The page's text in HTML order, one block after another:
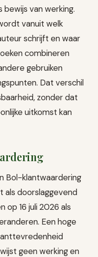
van werking.
vanuit welk
schrijft en waar
combineren
gebruiken
Dat verschil
zonder dat
uitkomst kan
Bol-klantwaardering
als doorslaggevend
op 16 juli 2026 als
Een hoge
geen werking en